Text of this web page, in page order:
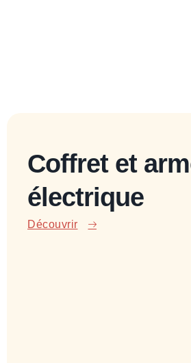
Coffret et
électrique
Découvrir